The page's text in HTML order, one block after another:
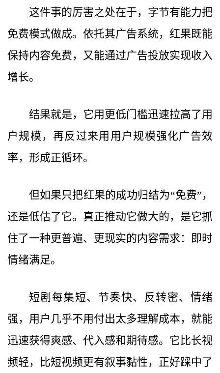
这件事的厉害之处在于，字节有能力把
免费模式做成。依托其广告系统，红果既能
保持内容免费，又能通过广告投放实现收入
增长。
结果就是，它用更低门槛迅速拉高了用
户规模，再反过来用用户规模强化广告效
率，形成正循环。
但如果只把红果的成功归结为“免费”，
还是低估了它。真正推动它做大的，是它抓
住了一种更普遍、更现实的内容需求：即时
情绪满足。
短剧每集短、节奏快、反转密、情绪
强，用户几乎不用付出太多理解成本，就能
迅速获得爽感、代入感和期待感。它比长视
频轻，比短视频更有叙事黏性，正好踩中了